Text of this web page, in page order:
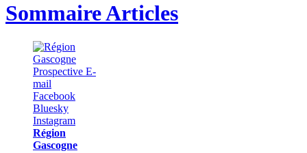
Sommaire Articles
Région
Gascogne